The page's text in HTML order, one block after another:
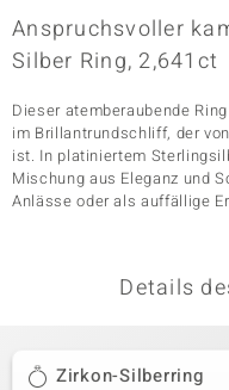
Classics
Anspruchsvoller
Silber Ring, 2,641ct
Dieser atemberaubende
im Brillantrundschliff, der
ist. In platiniertem
Mischung aus Eleganz und
Anlässe oder als auffällige
Details
Zirkon-Silberring